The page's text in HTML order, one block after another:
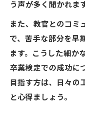
う声が多く聞かれます
また、教官とのコミ
で、苦手な部分を早
ます。こうした細か
卒業検定での成功に
目指す方は、日々の
と心得ましょう。